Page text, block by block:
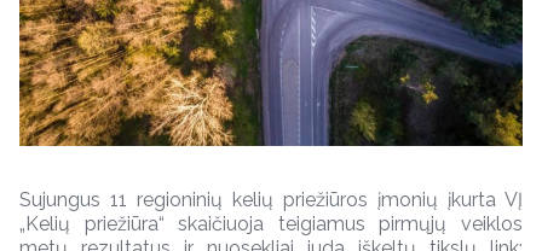
Sujungus 11 regioninių kelių priežiūros įmonių įkurta VĮ
„Kelių priežiūra“ skaičiuoja teigiamus pirmųjų veiklos